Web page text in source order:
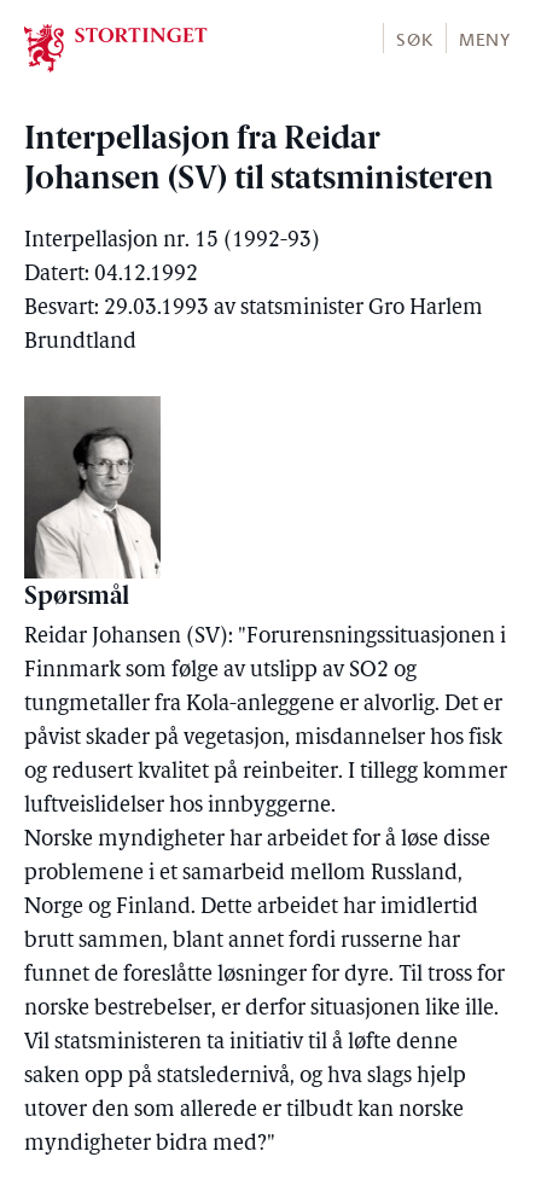
Stortinget.no
SØK MENY
Interpellasjon fra Reidar
Johansen (SV) til statsministeren
Interpellasjon nr. 15 (1992-93)
Datert: 04.12.1992
Besvart: 29.03.1993 av statsminister Gro Harlem
Brundtland
Spørsmål
Reidar Johansen (SV): "Forurensningssituasjonen i
Finnmark som følge av utslipp av SO2 og
tungmetaller fra Kola-anleggene er alvorlig. Det er
påvist skader på vegetasjon, misdannelser hos fisk
og redusert kvalitet på reinbeiter. I tillegg kommer
luftveislidelser hos innbyggerne.
Norske myndigheter har arbeidet for å løse disse
problemene i et samarbeid mellom Russland,
Norge og Finland. Dette arbeidet har imidlertid
brutt sammen, blant annet fordi russerne har
funnet de foreslåtte løsninger for dyre. Til tross for
norske bestrebelser, er derfor situasjonen like ille.
Vil statsministeren ta initiativ til å løfte denne
saken opp på statsledernivå, og hva slags hjelp
utover den som allerede er tilbudt kan norske
myndigheter bidra med?"